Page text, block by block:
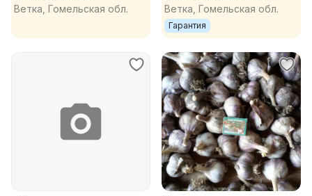
Ветка, Гомельская обл.
Изготовление.
Установка.
Ветка, Гомельская обл.
Гарантия